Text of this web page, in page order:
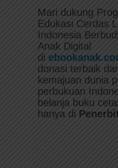
Mari dukung
Edukasi Cerdas
Indonesia
Anak Digital
di
donasi terbaik
kemajuan dunia
perbukuan
belanja buku
hanya di